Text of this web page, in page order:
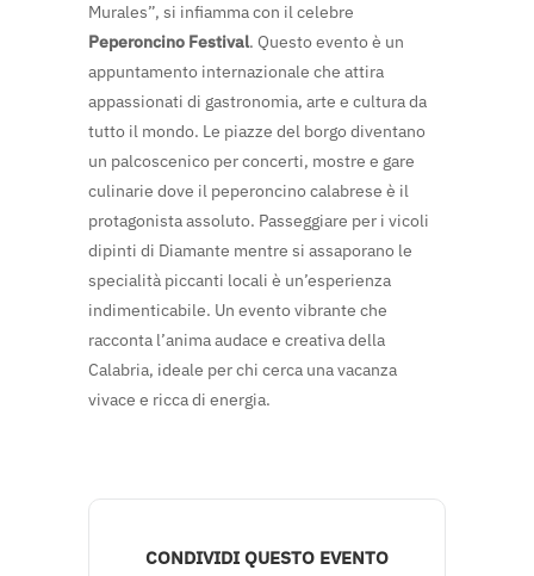
Murales”, si infiamma con il celebre
Peperoncino Festival. Questo evento è un
appuntamento internazionale che attira
appassionati di gastronomia, arte e cultura da
tutto il mondo. Le piazze del borgo diventano
un palcoscenico per concerti, mostre e gare
culinarie dove il peperoncino calabrese è il
protagonista assoluto. Passeggiare per i vicoli
dipinti di Diamante mentre si assaporano le
specialità piccanti locali è un’esperienza
indimenticabile. Un evento vibrante che
racconta l’anima audace e creativa della
Calabria, ideale per chi cerca una vacanza
vivace e ricca di energia.
CONDIVIDI QUESTO EVENTO